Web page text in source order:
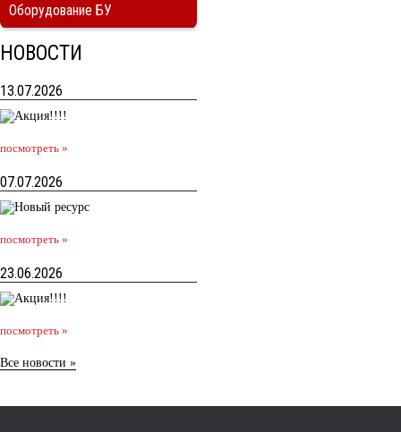
Оборудование БУ
НОВОСТИ
13.07.2026
посмотреть »
07.07.2026
посмотреть »
23.06.2026
посмотреть »
Все новости »